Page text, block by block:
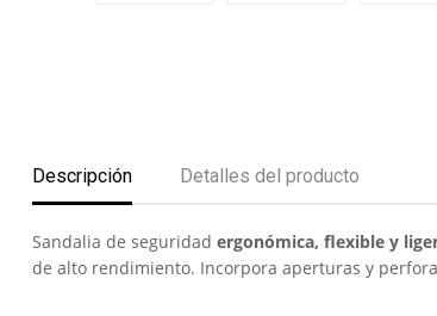
Descripción Detalles del producto
Sandalia de seguridad ergonómica, flexible y
de alto rendimiento. Incorpora aperturas y